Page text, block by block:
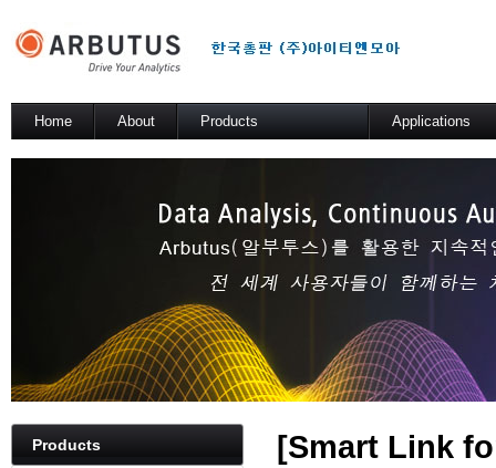
Home About Products
SmartLink for SAP
Results Manager
WebConnect
SmartApps
Arbutus Data Story
Applications
Products [Smart Link